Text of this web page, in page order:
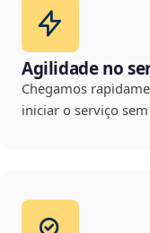
Agilidade no
Chegamos
iniciar o serviço